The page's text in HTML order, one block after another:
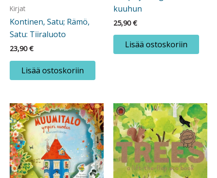
Kirjat
Kontinen, Satu; Rämö,
Satu: Tiiraluoto
23,90€
Lisää ostoskoriin
kuuhun
25,90€
Lisää ostoskoriin